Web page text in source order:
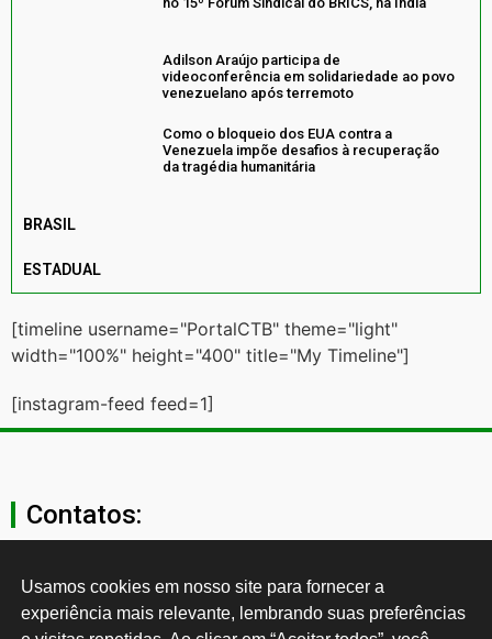
Adilson Araújo participa de
videoconferência em solidariedade ao povo
venezuelano após terremoto
Como o bloqueio dos EUA contra a
Venezuela impõe desafios à recuperação
da tragédia humanitária
BRASIL
ESTADUAL
[timeline username="PortalCTB" theme="light"
width="100%" height="400" title="My Timeline"]
[instagram-feed feed=1]
Contatos:
secgeral@ctb.org.br
11 3874-0040
Usamos cookies em nosso site para fornecer a
experiência mais relevante, lembrando suas preferências